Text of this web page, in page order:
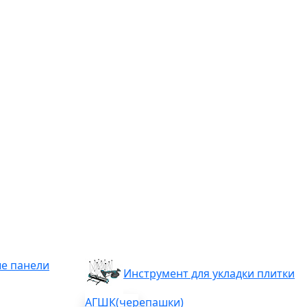
панели
Инструмент для укладки плитки
АГШК(черепашки)